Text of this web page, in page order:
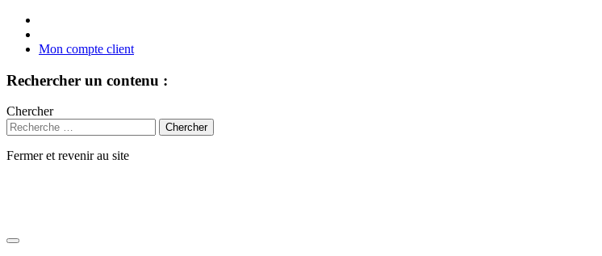
Mon compte client
Rechercher un contenu :
Chercher
Fermer et revenir au site